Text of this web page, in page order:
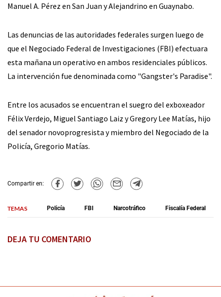
Manuel A. Pérez en San Juan y Alejandrino en Guaynabo.
Las denuncias de las autoridades federales surgen luego de
que el Negociado Federal de Investigaciones (FBI) efectuara
esta mañana un operativo en ambos residenciales públicos.
La intervención fue denominada como "Gangster's Paradise".
Entre los acusados se encuentran el suegro del exboxeador
Félix Verdejo, Miguel Santiago Laiz y Gregory Lee Matías, hijo
del senador novoprogresista y miembro del Negociado de la
Policía, Gregorio Matías.
Compartir en:
TEMAS Policía FBI Narcotráfico Fiscalía Federal
DEJA TU COMENTARIO